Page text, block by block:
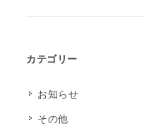
カテゴリー
お知らせ
その他